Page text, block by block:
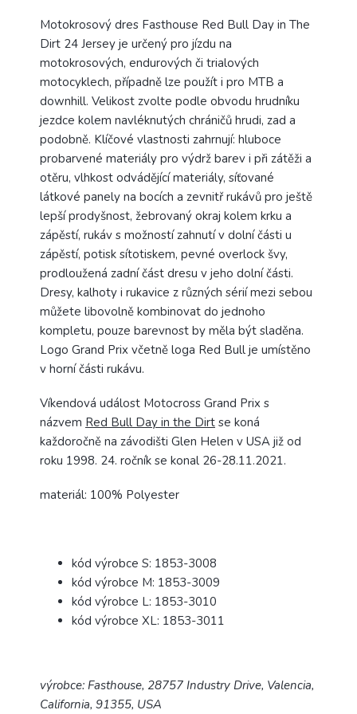
Motokrosový dres Fasthouse Red Bull Day in The
Dirt 24 Jersey je určený pro jízdu na
motokrosových, endurových či trialových
motocyklech, případně lze použít i pro MTB a
downhill. Velikost zvolte podle obvodu hrudníku
jezdce kolem navléknutých chráničů hrudi, zad a
podobně. Klíčové vlastnosti zahrnují: hluboce
probarvené materiály pro výdrž barev i při zátěži a
otěru, vlhkost odvádějící materiály, síťované
látkové panely na bocích a zevnitř rukávů pro ještě
lepší prodyšnost, žebrovaný okraj kolem krku a
zápěstí, rukáv s možností zahnutí v dolní části u
zápěstí, potisk sítotiskem, pevné overlock švy,
prodloužená zadní část dresu v jeho dolní části.
Dresy, kalhoty i rukavice z různých sérií mezi sebou
můžete libovolně kombinovat do jednoho
kompletu, pouze barevnost by měla být sladěna.
Logo Grand Prix včetně loga Red Bull je umístěno
v horní části rukávu.
Víkendová událost Motocross Grand Prix s
názvem Red Bull Day in the Dirt se koná
každoročně na závodišti Glen Helen v USA již od
roku 1998. 24. ročník se konal 26-28.11.2021.
materiál: 100% Polyester
kód výrobce S: 1853-3008
kód výrobce M: 1853-3009
kód výrobce L: 1853-3010
kód výrobce XL: 1853-3011
výrobce: Fasthouse, 28757 Industry Drive, Valencia,
California, 91355, USA